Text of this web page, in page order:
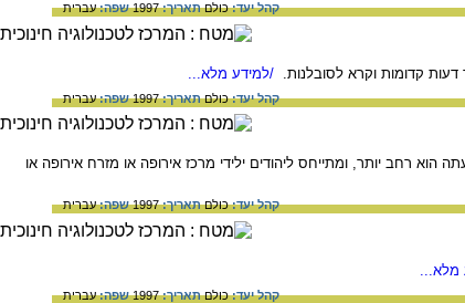
קהל יעד:כולםתאריך:1997 שפה:עברית
/למידע מלא...
קהל יעד:כולםתאריך:1997 שפה:עברית
רחב יותר, ומתייחס ליהודים ילידי מרכז אירופה או מזרח אירופה או
קהל יעד:כולםתאריך:1997 שפה:עברית
מלא...
קהל יעד:כולםתאריך:1997 שפה:עברית